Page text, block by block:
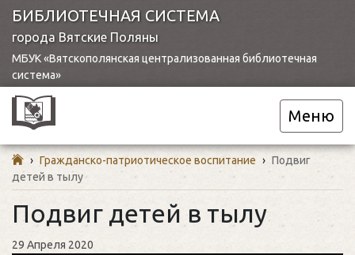
БИБЛИОТЕЧНАЯ СИСТЕМА
города Вятские Поляны
МБУК «Вятскополянская централизованная библиотечная
система»
Меню
› Гражданско-патриотическое воспитание › Подвиг
детей в тылу
Подвиг детей в тылу
29 Апреля 2020